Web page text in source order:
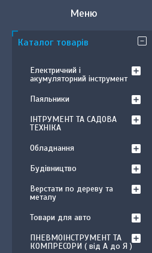
Каталог товарів
Електричний і
акумуляторний інструмент
Паяльники
ІНТРУМЕНТ ТА САДОВА
ТЕХНІКА
Обладнання
Будівництво
Верстати по дереву та
металу
Товари для авто
ПНЕВМОІНСТРУМЕНТ ТА
КОМПРЕСОРИ ( від А до Я )